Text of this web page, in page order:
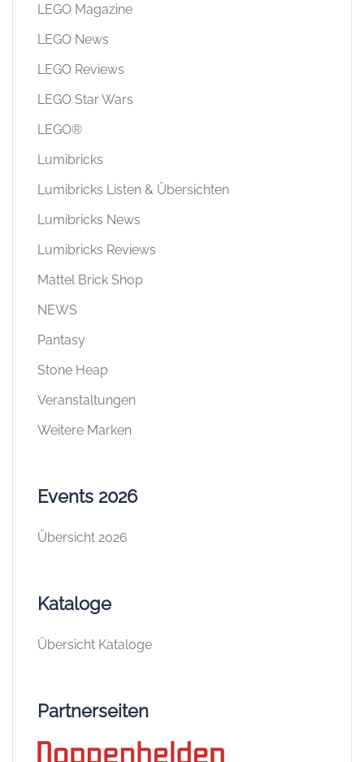
LEGO Magazine
LEGO News
LEGO Reviews
LEGO Star Wars
LEGO®
Lumibricks
Lumibricks Listen & Übersichten
Lumibricks News
Lumibricks Reviews
Mattel Brick Shop
NEWS
Pantasy
Stone Heap
Veranstaltungen
Weitere Marken
Events 2026
Übersicht 2026
Kataloge
Übersicht Kataloge
Partnerseiten